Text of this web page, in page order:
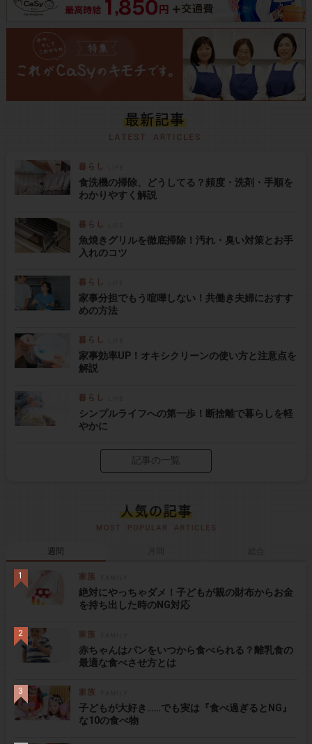
食洗機の掃除、どうしてる？頻度・洗剤・手順を
わかりやすく解説
魚焼きグリルを徹底掃除！汚れ・臭い対策とお手
入れのコツ
家事分担でもう喧嘩しない！共働き夫婦におすす
めの方法
家事効率UP！オキシクリーンの使い方と注意点を
解説
シンプルライフへの第一歩！断捨離で暮らしを軽
やかに
記事の一覧
週間
絶対にやっちゃダメ！子どもが親の財布からお金
を持ち出した時のNG対応
赤ちゃんはパンをいつから食べられる？離乳食の
最適な食べさせ方とは
子どもが大好き……でも実は『食べ過ぎるとNG』
な10の食べ物